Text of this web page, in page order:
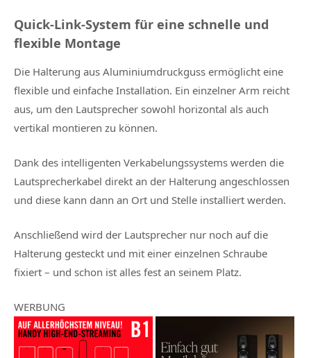
Quick-Link-System für eine schnelle und
flexible Montage
Die Halterung aus Aluminiumdruckguss ermöglicht eine
flexible und einfache Installation. Ein einzelner Arm reicht
aus, um den Lautsprecher sowohl horizontal als auch
vertikal montieren zu können.
Dank des intelligenten Verkabelungssystems werden die
Lautsprecherkabel direkt an der Halterung angeschlossen
und diese kann dann an Ort und Stelle installiert werden.
Anschließend wird der Lautsprecher nur noch auf die
Halterung gesteckt und mit einer einzelnen Schraube
fixiert – und schon ist alles fest an seinem Platz.
WERBUNG